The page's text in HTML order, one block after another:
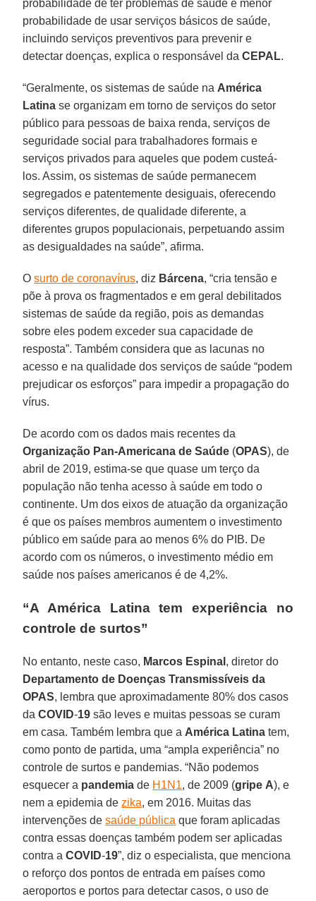
probabilidade de ter problemas de saúde e menor
probabilidade de usar serviços básicos de saúde,
incluindo serviços preventivos para prevenir e
detectar doenças, explica o responsável daCEPAL.
“Geralmente, os sistemas de saúde na América
Latina se organizam em torno de serviços do setor
público para pessoas de baixa renda, serviços de
seguridade social para trabalhadores formais e
serviços privados para aqueles que podem custeá-
los. Assim, os sistemas de saúde permanecem
segregados e patentemente desiguais, oferecendo
serviços diferentes, de qualidade diferente, a
diferentes grupos populacionais, perpetuando assim
as desigualdades na saúde”, afirma.
O surto de coronavírus, diz Bárcena, “cria tensão e
põe à prova os fragmentados e em geral debilitados
sistemas de saúde da região, pois as demandas
sobre eles podem exceder sua capacidade de
resposta”. Também considera que as lacunas no
acesso e na qualidade dos serviços de saúde “podem
prejudicar os esforços” para impedir a propagação do
vírus.
De acordo com os dados mais recentes da
Organização Pan-Americana de Saúde (OPAS), de
abril de 2019, estima-se que quase um terço da
população não tenha acesso à saúde em todo o
continente. Um dos eixos de atuação da organização
é que os países membros aumentem o investimento
público em saúde para ao menos 6% do PIB. De
acordo com os números, o investimento médio em
saúde nos países americanos é de 4,2%.
“A América Latina tem experiência no
controle de surtos”
No entanto, neste caso, Marcos Espinal , diretor do
Departamento de Doenças Transmissíveis da
OPAS, lembra que aproximadamente 80% dos casos
daCOVID-19 são leves e muitas pessoas se curam
em casa. Também lembra que a América Latina tem,
como ponto de partida, uma “ampla experiência” no
controle de surtos e pandemias. “Não podemos
esquecer a pandemia de H1N1, de 2009 (gripe A), e
nem a epidemia dezika, em 2016. Muitas das
intervenções desaúde pública que foram aplicadas
contra essas doenças também podem ser aplicadas
contra aCOVID-19”, diz o especialista, que menciona
o reforço dos pontos de entrada em países como
aeroportos e portos para detectar casos, o uso de